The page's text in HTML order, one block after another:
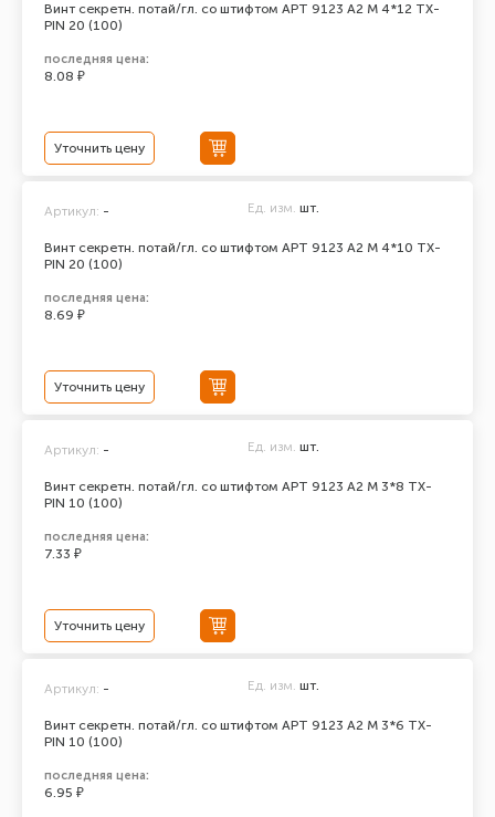
Винт секретн. потай/гл. со штифтом АРТ 9123 А2 M 4*12 TX-
PIN 20 (100)
последняя цена:
8.08 ₽
Уточнить цену
Винт секретн. потай/гл. со штифтом АРТ 9123 А2 M 4*10 TX-
PIN 20 (100)
Артикул: - Ед. изм. шт.
последняя цена:
8.69 ₽
Уточнить цену
Винт секретн. потай/гл. со штифтом АРТ 9123 А2 M 3*8 TX-
PIN 10 (100)
Артикул: - Ед. изм. шт.
последняя цена:
7.33 ₽
Уточнить цену
Винт секретн. потай/гл. со штифтом АРТ 9123 А2 M 3*6 TX-
PIN 10 (100)
Артикул: - Ед. изм. шт.
последняя цена:
6.95 ₽